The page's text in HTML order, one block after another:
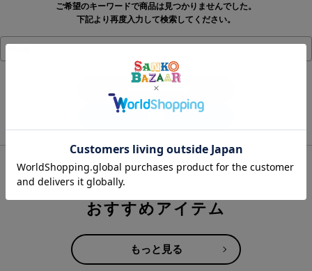
ご希望のキーワードで商品は見つかりませんでした。
下記より再度入力して検索してください。
こだわり条件から探す
おすすめアイテム
もっと見る